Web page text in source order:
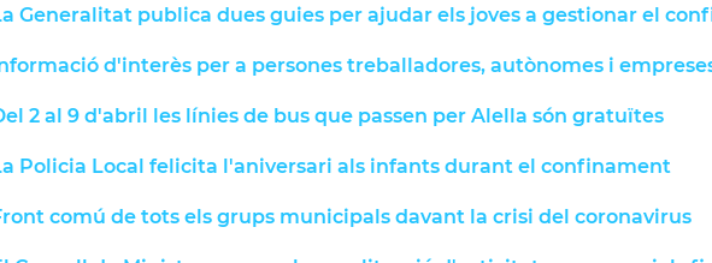
Generalitat publica dues guies per ajudar els joves a gestionar el
d'interès per a persones treballadores, autònomes i
2 al 9 d'abril les línies de bus que passen per Alella són gratuïtes
Policia Local felicita l'aniversari als infants durant el confinament
comú de tots els grups municipals davant la crisi del coronavirus